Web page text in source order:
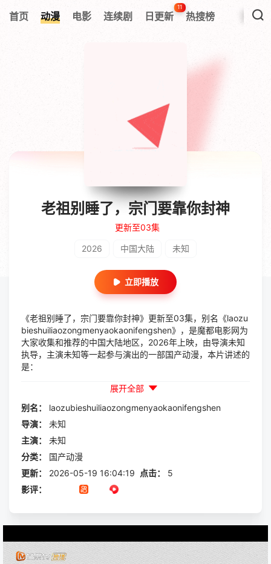
首页 动漫 电影 连续剧 日更新
11
热搜榜
老祖别睡了，宗门要靠你封神
更新至03集
2026 中国大陆 未知
立即播放
《老祖别睡了，宗门要靠你封神》更新至03集，别名《laozu
bieshuiliaozongmenyaokaonifengshen》，是魔都电影网为
大家收集和推荐的中国大陆地区，2026年上映，由导演未知
执导，主演未知等一起参与演出的一部国产动漫，本片讲述的
是：
展开全部
别名：
laozubieshuiliaozongmenyaokaonifengshen
导演：
未知
主演：
未知
分类：
国产动漫
更新：
2026-05-19 16:04:19 点击：
5
影评：